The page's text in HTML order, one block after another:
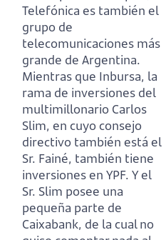
Telefónica es también el
grupo de
telecomunicaciones más
grande de Argentina.
Mientras que Inbursa, la
rama de inversiones del
multimillonario Carlos
Slim, en cuyo consejo
directivo también está el
Sr. Fainé, también tiene
inversiones en YPF. Y el
Sr. Slim posee una
pequeña parte de
Caixabank, de la cual no